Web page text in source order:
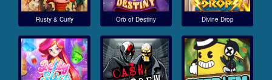
Rusty & Curly Orb of Destiny Divine Drop